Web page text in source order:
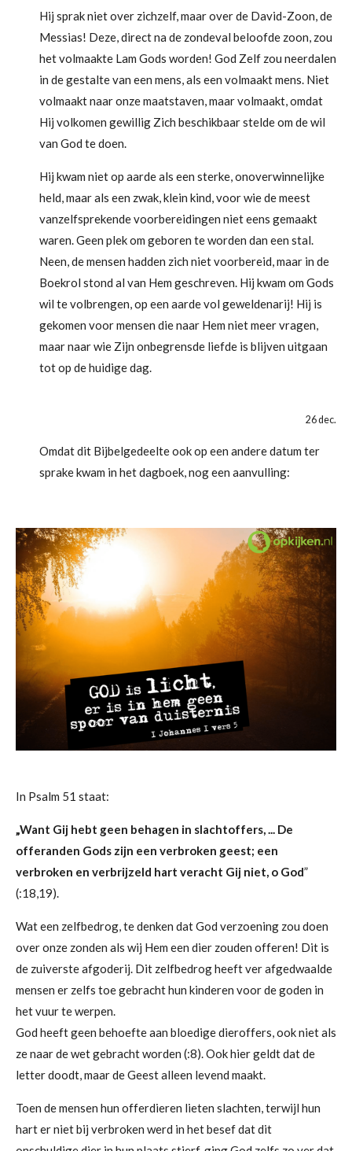
Hij sprak niet over zichzelf, maar over de David-Zoon, de
Messias! Deze, direct na de zondeval beloofde zoon, zou
het volmaakte Lam Gods worden! God Zelf zou neerdalen
in de gestalte van een mens, als een volmaakt mens. Niet
volmaakt naar onze maatstaven, maar volmaakt, omdat
Hij volkomen gewillig Zich beschikbaar stelde om de wil
van God te doen.
Hij kwam niet op aarde als een sterke, onoverwinnelijke
held, maar als een zwak, klein kind, voor wie de meest
vanzelfsprekende voorbereidingen niet eens gemaakt
waren. Geen plek om geboren te worden dan een stal.
Neen, de mensen hadden zich niet voorbereid, maar in de
Boekrol stond al van Hem geschreven. Hij kwam om Gods
wil te volbrengen, op een aarde vol geweldenarij! Hij is
gekomen voor mensen die naar Hem niet meer vragen,
maar naar wie Zijn onbegrensde liefde is blijven uitgaan
tot op de huidige dag.
26 dec.
Omdat dit Bijbelgedeelte ook op een andere datum ter
sprake kwam in het dagboek, nog een aanvulling:
In Psalm 51 staat:
„Want Gij hebt geen behagen in slachtoffers, ... De
offeranden Gods zijn een verbroken geest; een
verbroken en verbrijzeld hart veracht Gij niet, o God”
(:18,19).
Wat een zelfbedrog, te denken dat God verzoening zou doen
over onze zonden als wij Hem een dier zouden offeren! Dit is
de zuiverste afgoderij. Dit zelfbedrog heeft ver afgedwaalde
mensen er zelfs toe gebracht hun kinderen voor de goden in
het vuur te werpen.
God heeft geen behoefte aan bloedige dieroffers, ook niet als
ze naar de wet gebracht worden (:8). Ook hier geldt dat de
letter doodt, maar de Geest alleen levend maakt.
Toen de mensen hun offerdieren lieten slachten, terwijl hun
hart er niet bij verbroken werd in het besef dat dit